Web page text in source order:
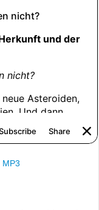
MP3